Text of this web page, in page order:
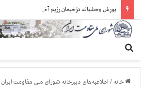
خانه / اطلاعیه‌های دبیرخانه شورای ملی مقاومت ایران